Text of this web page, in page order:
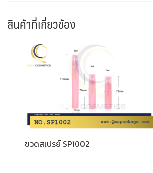
สินค้าที่เกี่ยวข้อง
ขวดสเปรย์ SP1002